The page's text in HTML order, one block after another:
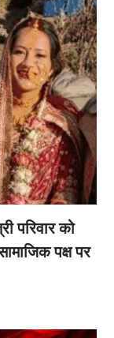
परिवार को
पक्ष पर